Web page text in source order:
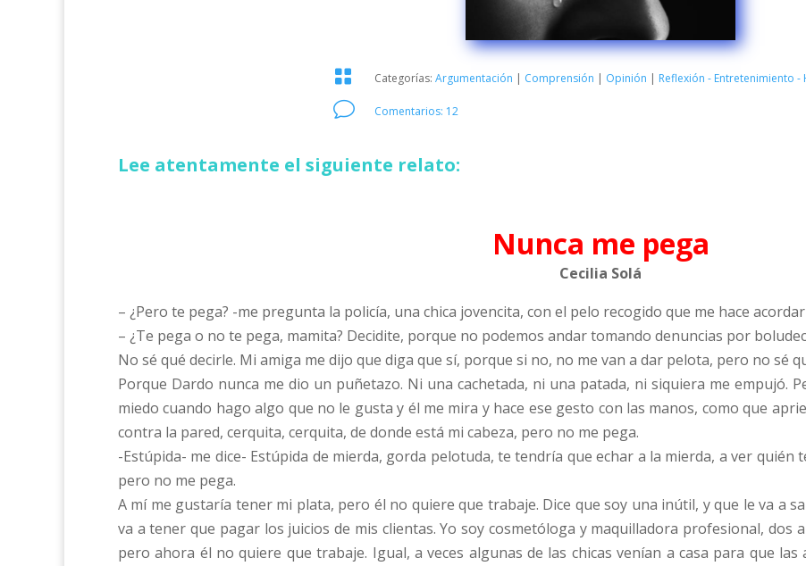
 Categorías: Argumentación Comprensión Opinión Reflexión - Entretenimiento -
v Comentarios: 12
Lee atentamente el siguiente relato:
Nunca me pega
Cecilia Solá
– ¿Pero te pega? -me pregunta la policía, una chica jovencita, con el pelo recogido que me hace
– ¿Te pega o no te pega, mamita? Decidite, porque no podemos andar tomando denuncias por
No sé qué decirle. Mi amiga me dijo que diga que sí, porque si no, no me van a dar pelota, pero no sé
Porque Dardo nunca me dio un puñetazo. Ni una cachetada, ni una patada, ni siquiera me empujó.
miedo cuando hago algo que no le gusta y él me mira y hace ese gesto con las manos, como que
contra la pared, cerquita, cerquita, de donde está mi cabeza, pero no me pega.
-Estúpida- me dice- Estúpida de mierda, gorda pelotuda, te tendría que echar a la mierda, a ver quién
pero no me pega.
A mí me gustaría tener mi plata, pero él no quiere que trabaje. Dice que soy una inútil, y que le va a
va a tener que pagar los juicios de mis clientas. Yo soy cosmetóloga y maquilladora profesional, dos
pero ahora él no quiere que trabaje. Igual, a veces algunas de las chicas venían a casa para que